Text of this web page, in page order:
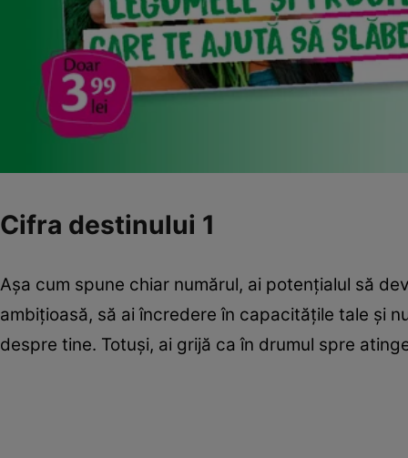
Cifra destinului 1
Aşa cum spune chiar numărul, ai potenţialul să
ambiţioasă, să ai încredere în capacităţile tale şi
despre tine. Totuşi, ai grijă ca în drumul spre